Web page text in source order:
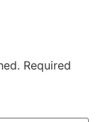
Required